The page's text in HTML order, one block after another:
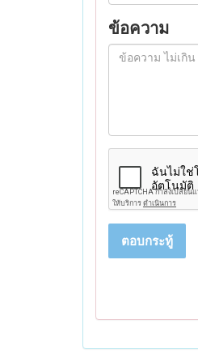
ข้อความ
ตอบกระทู้